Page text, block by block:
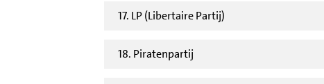
17. LP (Libertaire Partij)
18. Piratenpartij